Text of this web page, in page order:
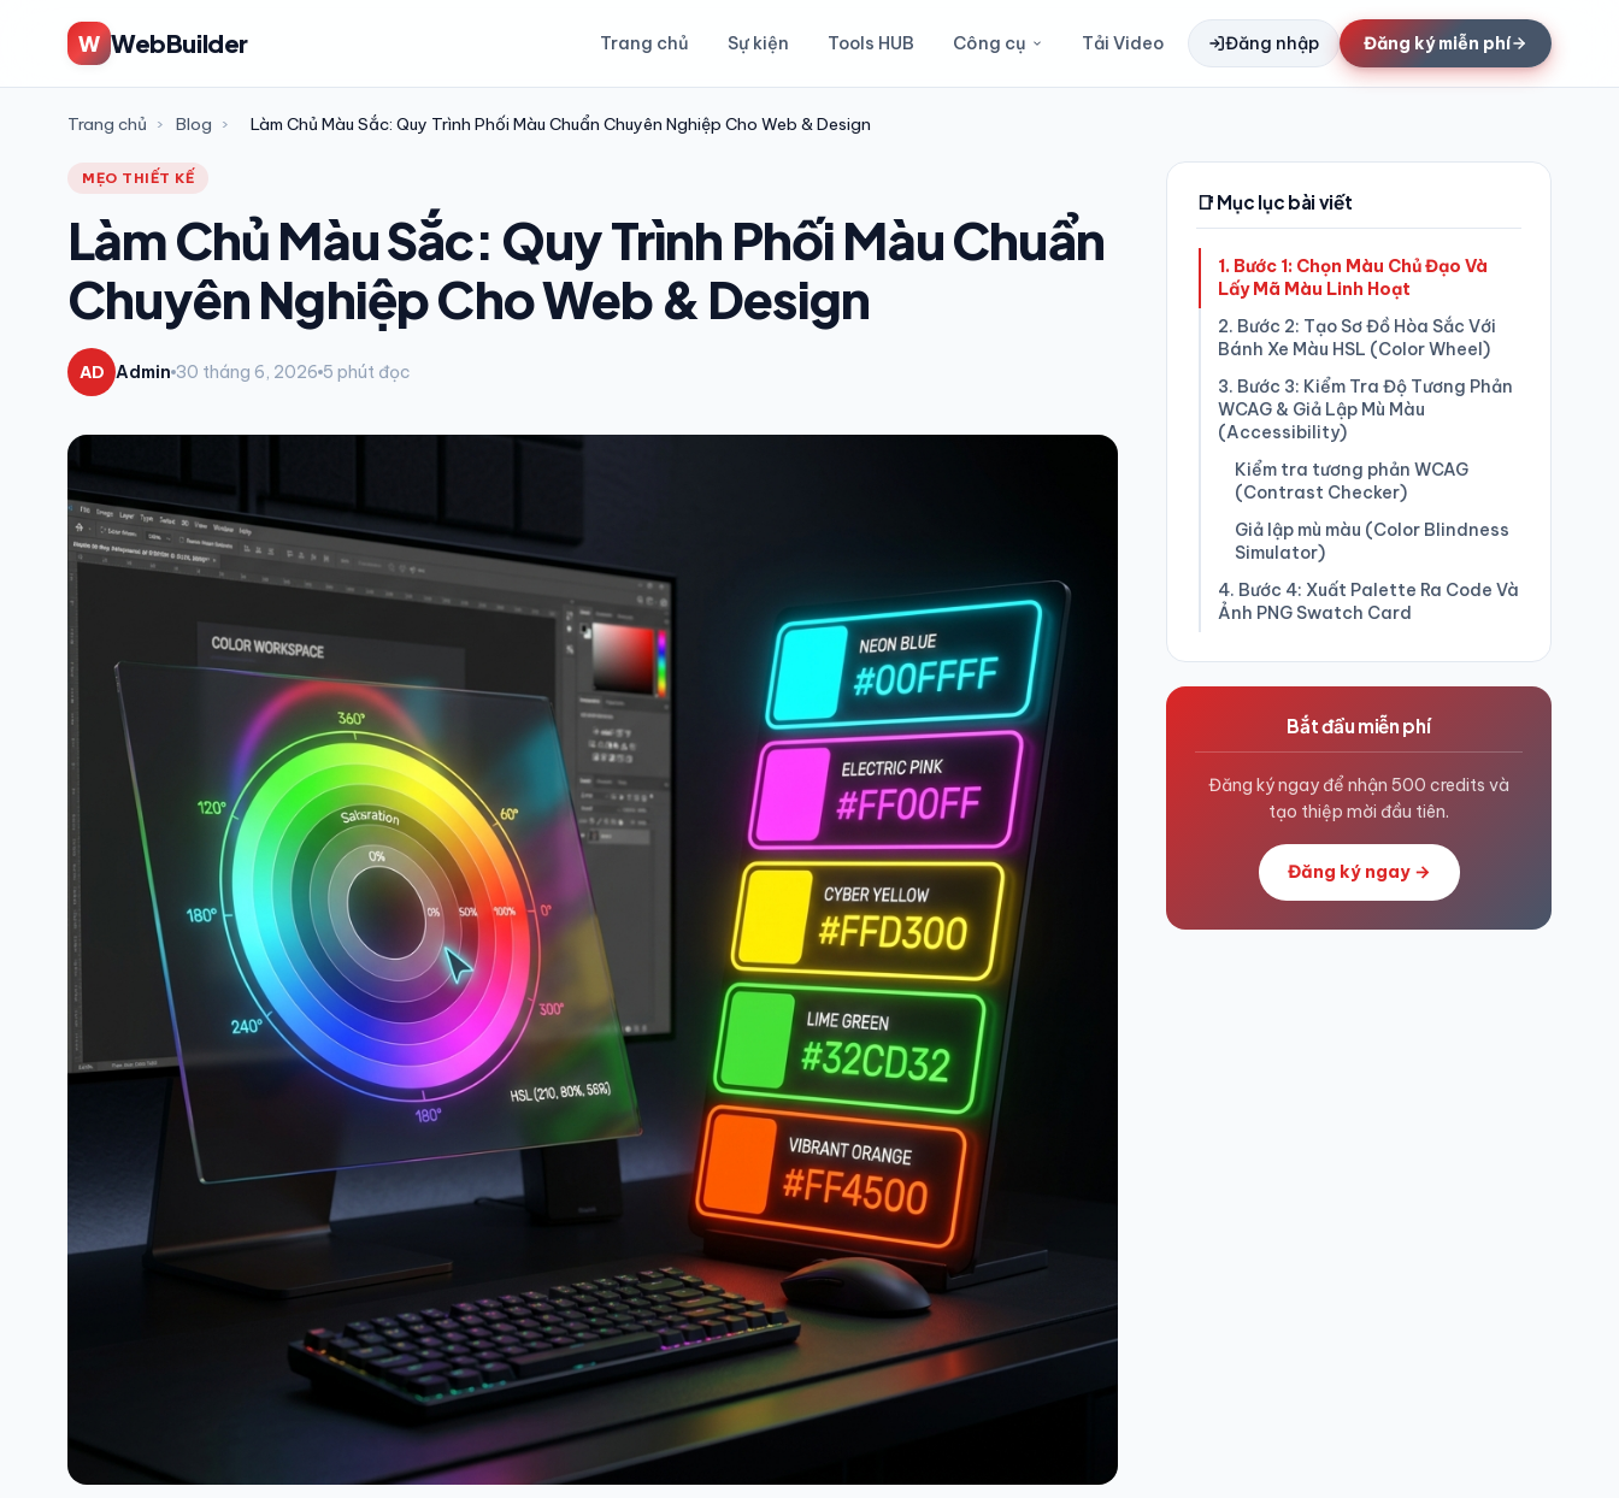
W WebBuilder Trang chủ Sự kiện Tools HUB Công cụ Tải Video Đăng nhập Đăng ký miễn phí
Trang chủ › Blog › Làm Chủ Màu Sắc: Quy Trình Phối Màu Chuẩn Chuyên Nghiệp Cho Web & Design
MẸO THIẾT KẾ
Làm Chủ Màu Sắc: Quy Trình Phối Màu Chuẩn
Chuyên Nghiệp Cho Web & Design
AD Admin 30 tháng 6, 2026 5 phút đọc
📑 Mục lục bài viết
1. Bước 1: Chọn Màu Chủ Đạo Và
Lấy Mã Màu Linh Hoạt
2. Bước 2: Tạo Sơ Đồ Hòa Sắc Với
Bánh Xe Màu HSL (Color Wheel)
3. Bước 3: Kiểm Tra Độ Tương Phản
WCAG & Giả Lập Mù Màu
(Accessibility)
Kiểm tra tương phản WCAG
(Contrast Checker)
Giả lập mù màu (Color Blindness
Simulator)
4. Bước 4: Xuất Palette Ra Code Và
Ảnh PNG Swatch Card
Bắt đầu miễn phí
Đăng ký ngay để nhận 500 credits và
tạo thiệp mời đầu tiên.
Đăng ký ngay →